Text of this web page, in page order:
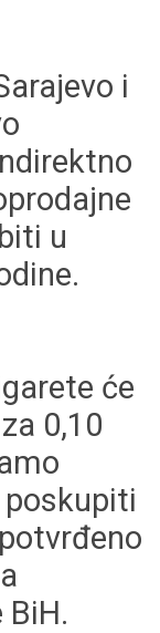
i
u
će
0,10